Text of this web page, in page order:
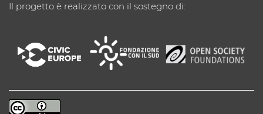
Il progetto è realizzato con il sostegno di: